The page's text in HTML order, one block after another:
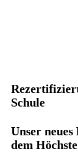
Schule
Unser
dem